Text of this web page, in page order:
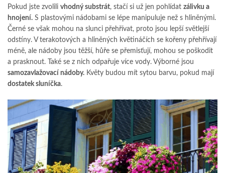
Pokud jste zvolili vhodný substrát, stačí si už jen pohlídat zálivku a
hnojení. S plastovými nádobami se lépe manipuluje než s hliněnými.
Černé se však mohou na slunci přehřívat, proto jsou lepší světlejší
odstíny. V terakotových a hliněných květináčích se kořeny přehřívají
méně, ale nádoby jsou těžší, hůře se přemisťují, mohou se poškodit
a prasknout. Také se z nich odpařuje více vody. Výborné jsou
samozavlažovací nádoby. Květy budou mít sytou barvu, pokud mají
dostatek sluníčka.